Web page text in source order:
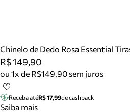
Chinelo de Dedo Rosa Essential
R$ 149,90
ou 1x de R$149,90 sem juros
Receba atéR$ 17,99de cashback
Saiba mais